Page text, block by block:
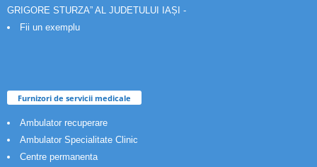
GRIGORE STURZA” AL JUDETULUI IAȘI -
Fii un exemplu
Furnizori de servicii medicale
Ambulator recuperare
Ambulator Specialitate Clinic
Centre permanenta